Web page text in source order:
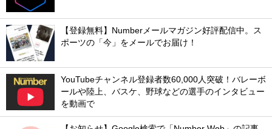
【登録無料】Numberメールマガジン好評配信中。ス
ポーツの「今」をメールでお届け！
YouTubeチャンネル登録者数60,000人突破！バレーボ
ールや陸上、バスケ、野球などの選手のインタビュー
を動画で